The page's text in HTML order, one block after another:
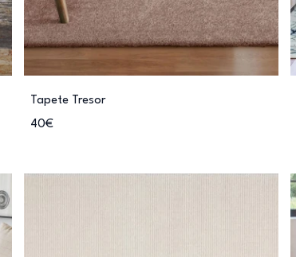
Tapete Tresor
40€